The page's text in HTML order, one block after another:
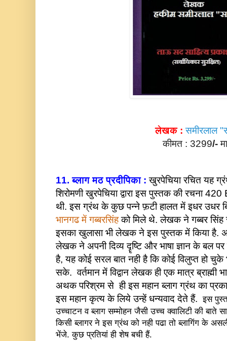
लेखक :समीरलाल
कीमत : 3299/-
11. ब्लाग मठ प्रदीपिका :खुरपेचिया रचित यह
शिरोमणी खुरपेचिया द्वारा इस पुस्तक की रचना
थी. इस ग्रंथ के कुछ पन्ने फ़टी हालत में इधर उधर
भानगढ में गब्बरसिंहको मिले थे. लेखक ने गब्बर
इसका खुलासा भी लेखक ने इस पुस्तक में किया है.
लेखक ने अपनी दिव्य दॄष्टि और भाषा ज्ञान के बल
है, यह कोई सरल बात नही है कि कोई विलुप्त हो चुके
सके. वर्तमान में विद्वान लेखक ही एक मात्र ब्राह्मी
अथक परिश्रम से ही इस महान ब्लाग ग्रंथ का
इस महान कृत्य के लिये उन्हें धन्यवाद देते हैं.इस
उच्चाटन व ब्लाग सम्मोहन जैसी उच्च क्वालिटी की बाते
किसी ब्लागर ने इस ग्रंथ को नही पढा तो ब्लागिंग के
भेंजे. कुछ प्रतियां ही शेष बची हैं.